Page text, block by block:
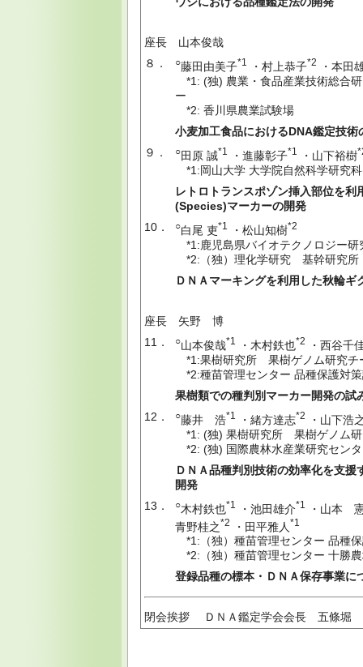
座長 山本俊哉
８．
○藤田由美子*1 ・村上恭子*2
・本田
*1: (独) 農業・食品産業技術総合
ー
*2: 香川県農業試験場
小麦加工食品におけるDNA鑑定技術
９．
○田原 誠*1 ・進藤彰子*1 ・山下裕樹
*1:岡山大学 大学院自然科学研究
レトロトランスポゾン挿入部位を
(Species)マーカーの開発
10．
○白尾 吏*1 ・松山知樹*2
*1:鹿児島県バイオテクノロジー研
*2:（独）理化学研究 基幹研究所
ＤＮＡマーキングを利用した秋輪ギ
座長 矢野 博
11．
○山本俊哉*1 ・木村鉄也*2
・西谷千
*1:果樹研究所 果樹ゲノム研究チ
*2:種苗管理センター 品種保護対
果樹類での種判別マーカー開発の試
12．
○藤井 浩*1 ・緒方達志*2
・山下浩
*1: (独) 果樹研究所 果樹ゲノム研
*2: (独) 国際農林水産業研究セン
ＤＮＡ品種判別技術の効率化を支
開発
13．
○木村鉄也*1 ・池田雄介*1
・山本
青野桂之*2 ・田平雅人 *1
*1:（独）種苗管理センター 品種
*2:（独）種苗管理センター 十勝
登録品種の標本・ＤＮＡ保存事業に
閉会挨拶 ＤＮＡ鑑定学会会長 五條堀